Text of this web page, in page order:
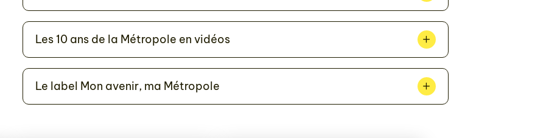
Les 10 ans de la Métropole en vidéos
Le label Mon avenir, ma Métropole